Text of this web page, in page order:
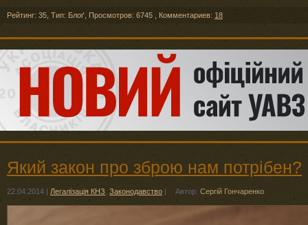
Рейтинг: 35 Тип: Блоґ Просмотров: 6745 Комментариев: 18
Який закон про зброю нам потрібен?
22.04.2014 | Легалізація КНЗ Законодавство | Автор: Сергій Гончаренко